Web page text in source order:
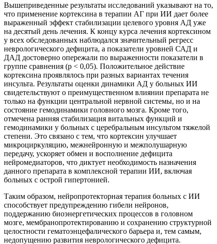
Вышеприведенные результаты исследований указывают на то,
что применение кортексина в терапии АГ при ИИ дает более
выраженный эффект стабилизации целевого уровня АД уже
на десятый день лечения. К концу курса лечения кортексином
у всех обследованных наблюдался значительный регресс
неврологического дефицита, а показатели уровней САД и
ДАД достоверно опережали по выраженности показатели в
группе сравнения (р < 0,05). Положительное действие
кортексина проявлялось при разных вариантах течения
инсульта. Результаты оценки динамики АД у больных ИИ
свидетельствуют о преимущественном влиянии препарата не
только на функции центральной нервной системы, но и на
состояние гемодинамики головного мозга. Кроме того,
отмечена ранняя стабилизация витальных функций и
гемодинамики у больных с церебральным инсультом тяжелой
степени. Это связано с тем, что кортексин улучшает
микроциркуляцию, межнейронную и межполушарную
передачу, ускоряет обмен и восполнение дефицита
нейромедиаторов, что диктует необходимость назначения
данного препарата в комплексной терапии ИИ, включая
больных с острой гипертонией.
Таким образом, нейропротекторная терапия больных с ИИ
способствует предупреждению гибели нейронов,
поддержанию биоэнергетических процессов в головном
мозге, мембранопротектированию и сохранению структурной
целостности гематоэнцефалического барьера и, тем самым,
недопущению развития неврологического дефицита.